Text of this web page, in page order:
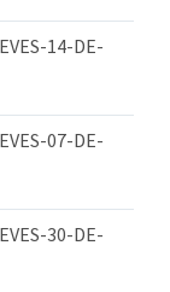
14-DE-
07-DE-
30-DE-